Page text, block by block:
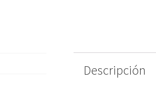
Descripción